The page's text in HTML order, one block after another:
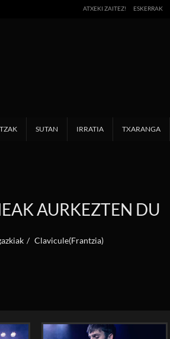
ATXEKI ZAITEZ! ESKERRAK
SUTAN IRRATIA TXARANGA
AURKEZTEN DU
Clavicule(Frantzia)